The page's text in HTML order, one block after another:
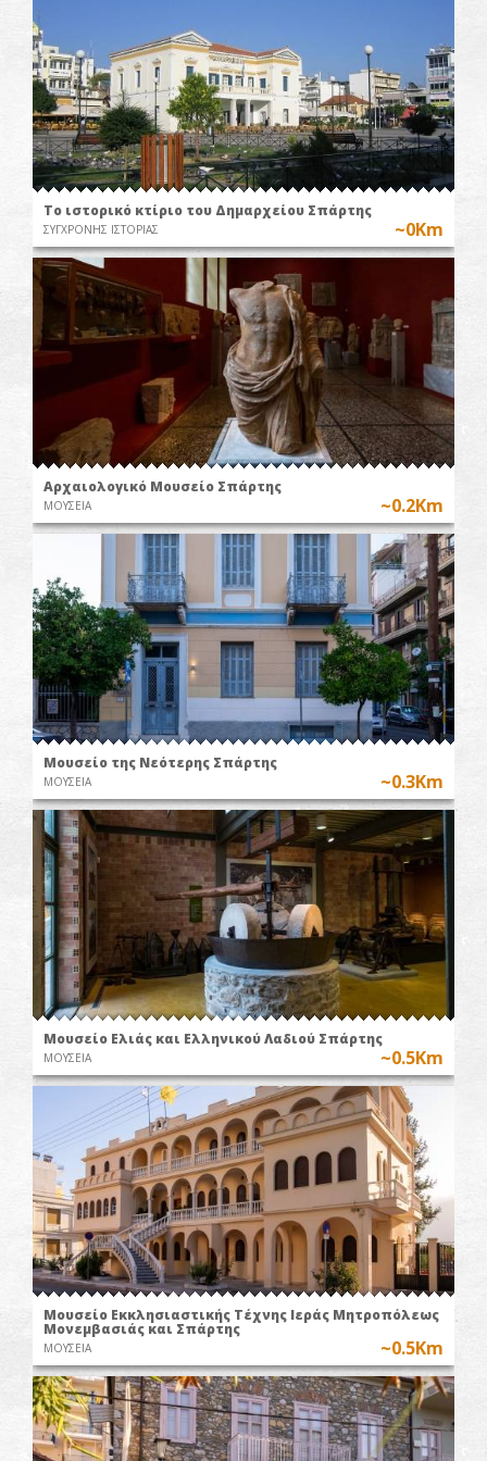
Το ιστορικό κτίριο του Δημαρχείου Σπάρτης
ΣΥΓΧΡΟΝΗΣ ΙΣΤΟΡΙΑΣ ~0Km
Αρχαιολογικό Μουσείο Σπάρτης
ΜΟΥΣΕΙΑ ~0.2Km
Μουσείο της Νεότερης Σπάρτης
ΜΟΥΣΕΙΑ ~0.3Km
Μουσείο Ελιάς και Ελληνικού Λαδιού Σπάρτης
ΜΟΥΣΕΙΑ ~0.5Km
Μουσείο Εκκλησιαστικής Τέχνης Ιεράς Μητροπόλεως
Μονεμβασιάς και Σπάρτης
ΜΟΥΣΕΙΑ ~0.5Km